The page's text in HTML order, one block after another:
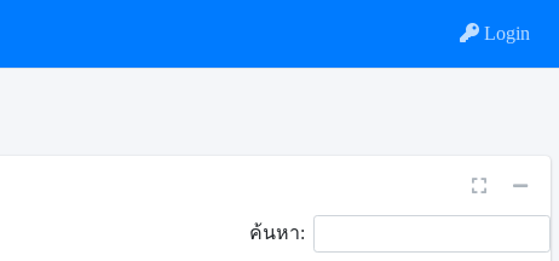
Login
ค้นหา: